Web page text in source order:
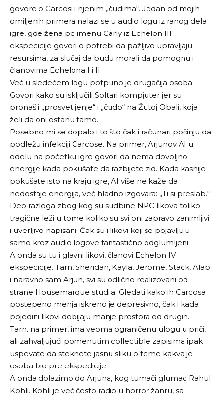
govore o Carcosi i njenim „čudima“. Jedan od mojih
omiljenih primera nalazi se u audio logu iz ranog dela
igre, gde žena po imenu Carly iz Echelon III
ekspedicije govori o potrebi da pažljivo upravljaju
resursima, za slučaj da budu morali da pomognu i
članovima Echelona I i II.
Već u sledećem logu potpuno je drugačija osoba.
Govori kako su isključili Soltari kompjuter jer su
pronašli „prosvetljenje“ i „čudo“ na Žutoj Obali, koja
želi da oni ostanu tamo.
Posebno mi se dopalo i to što čak i računari počinju da
podležu infekciji Carcose. Na primer, Arjunov AI u
odelu na početku igre govori da nema dovoljno
energije kada pokušate da razbijete zid. Kada kasnije
pokušate isto na kraju igre, AI više ne kaže da
nedostaje energija, već hladno izgovara: „Ti si preslab.“
Deo razloga zbog kog su sudbine NPC likova toliko
tragične leži u tome koliko su svi oni zapravo zanimljivi
i uverljivo napisani. Čak su i likovi koji se pojavljuju
samo kroz audio logove fantastično odglumljeni.
A onda su tu i glavni likovi, članovi Echelon IV
ekspedicije. Tarn, Sheridan, Kayla, Jerome, Stack, Alab
i naravno sam Arjun, svi su odlično realizovani od
strane Housemarque studija. Gledati kako ih Carcosa
postepeno menja iskreno je depresivno, čak i kada
pojedini likovi dobijaju manje prostora od drugih.
Tarn, na primer, ima veoma ograničenu ulogu u priči,
ali zahvaljujući pomenutim collectible zapisima ipak
uspevate da steknete jasnu sliku o tome kakva je
osoba bio pre ekspedicije.
A onda dolazimo do Arjuna, kog tumači glumac Rahul
Kohli. Kohli je već često radio u horror žanru, sa